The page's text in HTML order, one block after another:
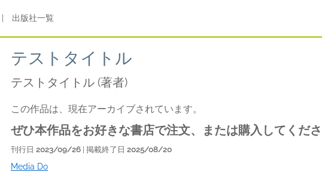
出版社一覧
テストタイトル
テストタイトル (著者)
この作品は、現在アーカイブされています。
ぜひ本作品をお好きな書店で注文、または購入してくださ
刊行日 2023/09/26 | 掲載終了日 2025/08/20
Media Do